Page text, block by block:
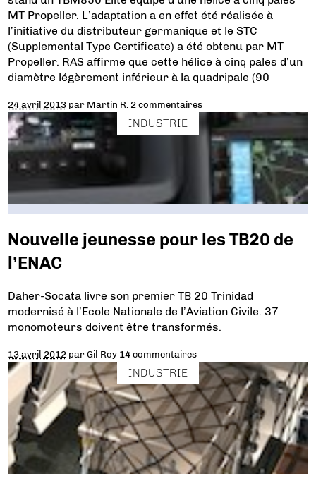
MT Propeller. L’adaptation a en effet été réalisée à
l’initiative du distributeur germanique et le STC
(Supplemental Type Certificate) a été obtenu par MT
Propeller. RAS affirme que cette hélice à cinq pales d’un
diamètre légèrement inférieur à la quadripale (90
24 avril 2013 par Martin R. 2 commentaires
INDUSTRIE
Nouvelle jeunesse pour les TB20 de
l’ENAC
Daher-Socata livre son premier TB 20 Trinidad
modernisé à l’Ecole Nationale de l’Aviation Civile. 37
monomoteurs doivent être transformés.
13 avril 2012 parGil Roy 14 commentaires
INDUSTRIE